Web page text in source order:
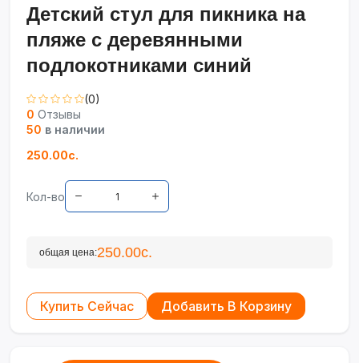
Детский стул для пикника на
пляже с деревянными
подлокотниками синий
(0)
0 Отзывы
50 в наличии
250.00с.
Кол-во
общая цена:250.00с.
Купить Сейчас Добавить В Корзину